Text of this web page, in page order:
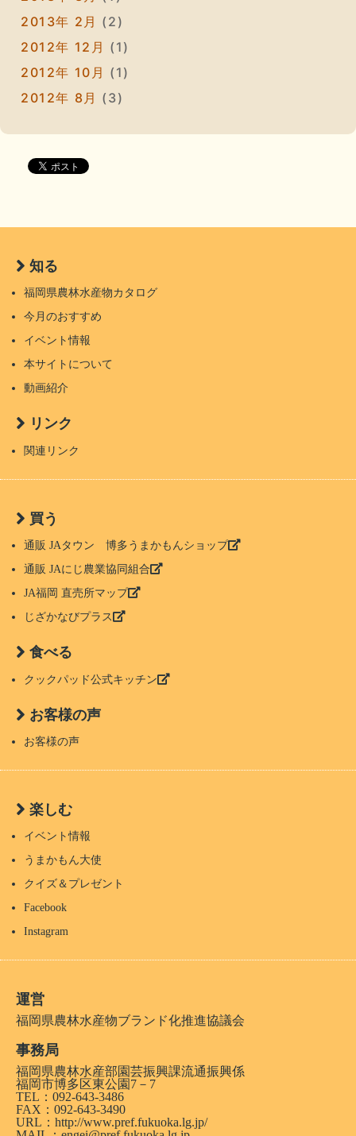
2013年 2月 (2)
2012年 12月 (1)
2012年 10月 (1)
2012年 8月 (3)
知る
福岡県農林水産物カタログ
今月のおすすめ
イベント情報
本サイトについて
動画紹介
リンク
関連リンク
買う
通販 JAタウン 博多うまかもんショップ
通販 JAにじ農業協同組合
JA福岡 直売所マップ
じざかなびプラス
食べる
クックパッド公式キッチン
お客様の声
お客様の声
楽しむ
イベント情報
うまかもん大使
クイズ＆プレゼント
Facebook
Instagram
運営
福岡県農林水産物ブランド化推進協議会
事務局
福岡県農林水産部園芸振興課流通振興係
福岡市博多区東公園7－7
TEL：092-643-3486
FAX：092-643-3490
URL： http://www.pref.fukuoka.lg.jp/